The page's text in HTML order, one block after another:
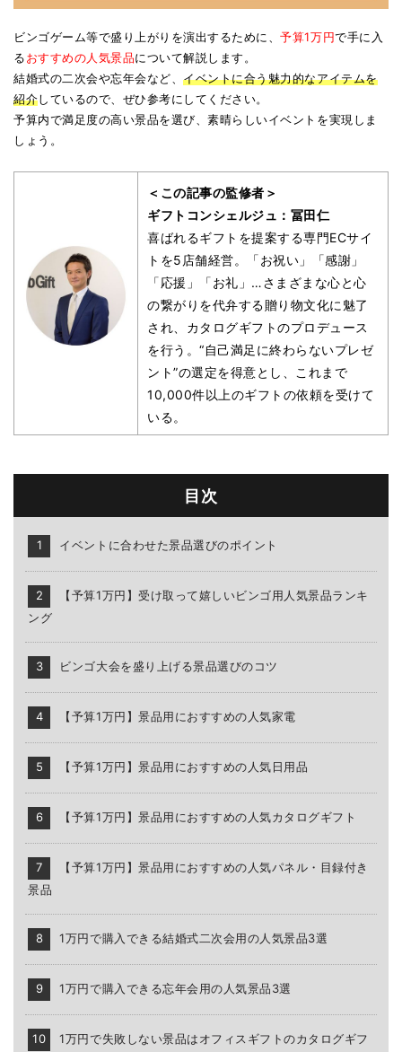
ビンゴゲーム等で盛り上がりを演出するために、予算1万円で手に入
るおすすめの人気景品について解説します。
結婚式の二次会や忘年会など、イベントに合う魅力的なアイテムを
紹介しているので、ぜひ参考にしてください。
予算内で満足度の高い景品を選び、素晴らしいイベントを実現しま
しょう。
＜この記事の監修者＞
ギフトコンシェルジュ：冨田仁
喜ばれるギフトを提案する専門ECサイ
トを5店舗経営。「お祝い」「感謝」
「応援」「お礼」…さまざまな心と心
の繋がりを代弁する贈り物文化に魅了
され、カタログギフトのプロデュース
を行う。“自己満足に終わらないプレゼ
ント”の選定を得意とし、これまで
10,000件以上のギフトの依頼を受けて
いる。
目次
イベントに合わせた景品選びのポイント
【予算1万円】受け取って嬉しいビンゴ用人気景品ランキ
ング
ビンゴ大会を盛り上げる景品選びのコツ
【予算1万円】景品用におすすめの人気家電
【予算1万円】景品用におすすめの人気日用品
【予算1万円】景品用におすすめの人気カタログギフト
【予算1万円】景品用におすすめの人気パネル・目録付き
景品
1万円で購入できる結婚式二次会用の人気景品3選
1万円で購入できる忘年会用の人気景品3選
1万円で失敗しない景品はオフィスギフトのカタログギフ